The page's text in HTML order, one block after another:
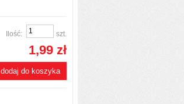
Ilość: szt.
1,99 zł
dodaj do koszyka